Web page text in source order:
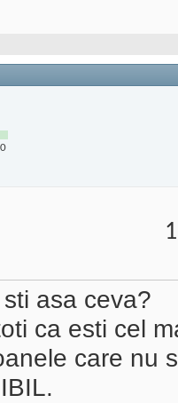
0
asa ceva?
ca esti cel
care nu